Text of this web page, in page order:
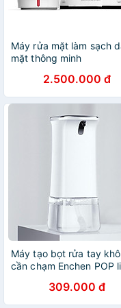
Máy rửa mặt làm sạch
mặt thông minh
Cleansing của Ds
Laboratories Mỹ
2.500.000 đ
Máy tạo bọt rửa tay
cần chạm Enchen POP
309.000 đ